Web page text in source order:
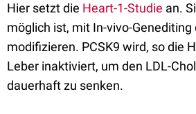
Hier setzt die Heart-1-Studie an.
möglich ist, mit In-vivo-Genediting
modifizieren. PCSK9 wird, so die
Leber inaktiviert, um den LDL-
dauerhaft zu senken.